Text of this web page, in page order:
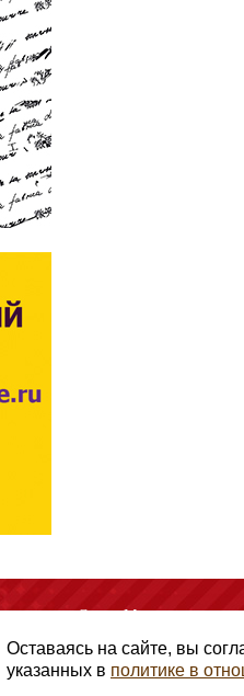
«Спарк-M»
Куркинское шоссе, строение 2,
защищена авторскими
Оставаясь на сайте, вы
указанных в политике в